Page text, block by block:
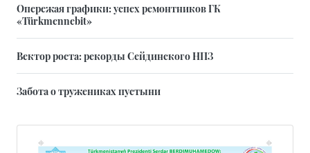
Опережая графики: успех ремонтников ГК
«Türkmennebit»
Вектор роста: рекорды Сейдинского НПЗ
Забота о тружениках пустыни